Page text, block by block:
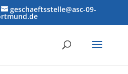
geschaeftsstelle@asc-09-